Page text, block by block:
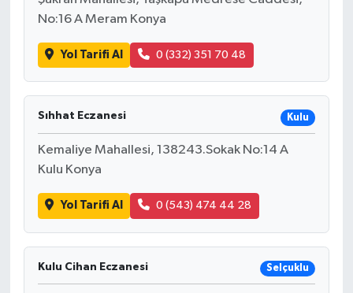
No:16 A Meram Konya
Yol Tarifi Al 0 (332) 351 70 48
Sıhhat Eczanesi Kulu
Kemaliye Mahallesi, 138243.Sokak No:14 A
Kulu Konya
Yol Tarifi Al 0 (543) 474 44 28
Kulu Cihan Eczanesi Selçuklu